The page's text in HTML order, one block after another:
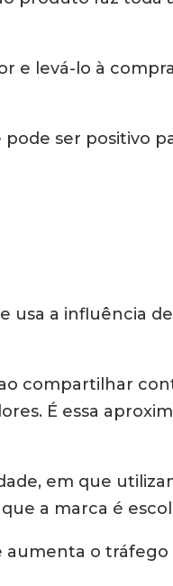
e levá-lo à
ser positivo
a influência
compartilhar
É essa
em que
a marca é
o tráfego